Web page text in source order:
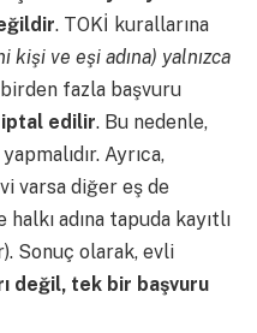
. TOKİ kurallarına
kişi ve eşi adına) yalnızca
fazla başvuru
iptal edilir. Bu nedenle,
Ayrıca,
varsa diğer eş de
adına tapuda kayıtlı
Sonuç olarak, evli
değil, tek bir başvuru